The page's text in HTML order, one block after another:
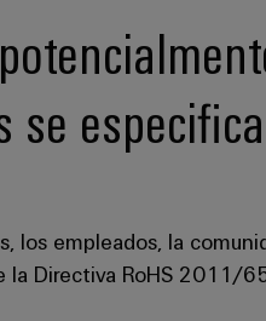
los empleados, la
la Directiva RoHS 2011/